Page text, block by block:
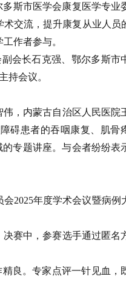
斯市医学会康复医学专业
交流，提升康复从业人员
作者参与。
会长石克强、鄂尔多斯市
持会议。
，内蒙古自治区人民医院
碍患者的吞咽康复、肌骨
专题讲座。与会者纷纷表
2025年度学术会议暨病例
赛中，参赛选手通过匿名
良。专家点评一针见血，